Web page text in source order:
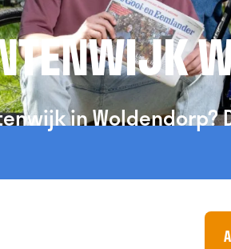
in Woldendorp?